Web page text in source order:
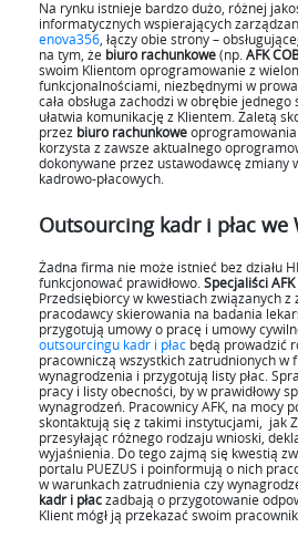
Na rynku istnieje bardzo dużo, różnej
informatycznych wspierających
enova356 , łączy obie strony –
na tym, że biuro rachunkowe(np. AFK
swoim Klientom oprogramowanie z
funkcjonalnościami, niezbędnymi w
cała obsługa zachodzi w obrębie
ułatwia komunikację z Klientem. Zaletą
przez biuro rachunkowe
korzysta z zawsze aktualnego
dokonywane przez ustawodawcę zmiany
kadrowo-płacowych.
Outsourcing kadr i płac we
Żadna firma nie może istnieć bez działu
funkcjonować prawidłowo.Specjaliści
Przedsiębiorcy w kwestiach związanych
pracodawcy skierowania na badania
przygotują umowy o pracę i umowy
outsourcingu kadr i płac będą prowadzić
pracowniczą wszystkich zatrudnionych w
wynagrodzenia i przygotują listy płac.
pracy i listy obecności, by w prawidłowy
wynagrodzeń. Pracownicy AFK, na mocy
skontaktują się z takimi instytucjami, jak
przesyłając różnego rodzaju wnioski,
wyjaśnienia. Do tego zajmą się kwestią
portalu PUEZUS i poinformują o nich
w warunkach zatrudnienia czy
kadr i płaczadbają o przygotowanie
Klient mógł ją przekazać swoim